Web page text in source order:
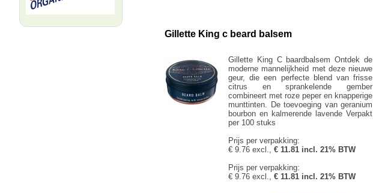
Gillette King c beard balsem
Gillette King C baardbalsem Ontdek de
moderne mannelijkheid met deze nieuwe
geur, die een perfecte blend van frisse
citrus en sprankelende gember
combineert met roze peper en knapperige
munttinten. De toevoeging van geranium
bourbon en kalmerende lavende Verpakt
per 100 stuks
Prijs per verpakking:
€ 9.76 excl., € 11.81 incl. 21% BTW
Prijs per verpakking:
€ 9.76 excl., € 11.81 incl. 21% BTW